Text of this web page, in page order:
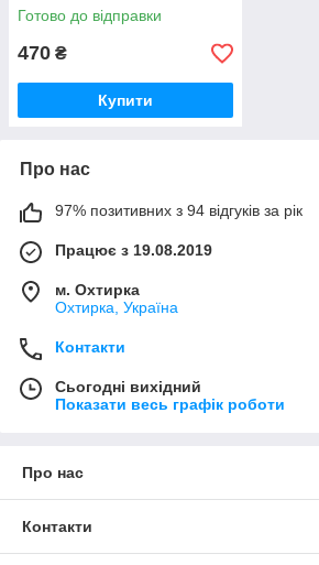
Готово до відправки
470 ₴
Купити
Про нас
97% позитивних з 94 відгуків за рік
Працює з 19.08.2019
м. Охтирка
Охтирка, Україна
Контакти
Сьогодні вихідний
Показати весь графік роботи
Про нас
Контакти